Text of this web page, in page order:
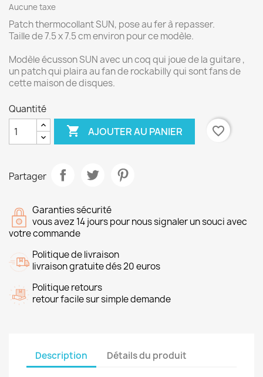
Aucune taxe
Patch thermocollant SUN, pose au fer à repasser.
Taille de 7.5 x 7.5 cm environ pour ce modèle.
Modèle écusson SUN avec un coq qui joue de la guitare ,
un patch qui plaira au fan de rockabilly qui sont fans de
cette maison de disques.
Quantité
 AJOUTER AU PANIER favorite_border
Partager
Garanties sécurité
vous avez 14 jours pour nous signaler un souci avec
votre commande
Politique de livraison
livraison gratuite dés 20 euros
Politique retours
retour facile sur simple demande
Description Détails du produit